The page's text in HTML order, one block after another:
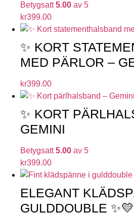
Betygsatt5.00 av 5
kr399.00
✨ KORT
MED PÄRLOR –
kr399.00
✨ KORT
GEMINI
Betygsatt5.00 av 5
kr399.00
ELEGANT
GULDDOUBLE ✨💛